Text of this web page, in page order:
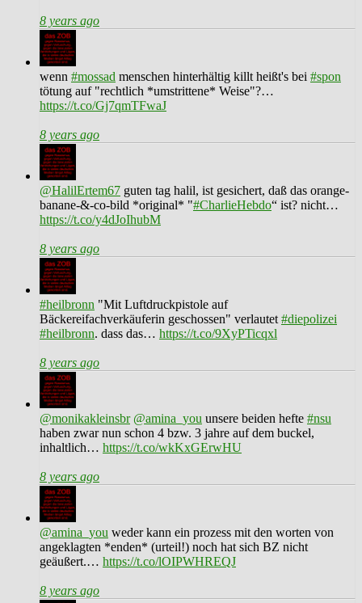
8 years ago
wenn #mossad menschen hinterhältig killt heißt's bei #spon
tötung auf "rechtlich *umstrittene* Weise"?…
https://t.co/Gj7qmTFwaJ
8 years ago
@HalilErtem67 guten tag halil, ist gesichert, daß das orange-
banane-&-co-bild *original* "#CharlieHebdo“ ist? nicht…
https://t.co/y4dJoIhubM
8 years ago
#heilbronn "Mit Luftdruckpistole auf
Bäckereifachverkäuferin geschossen" verlautet #diepolizei
#heilbronn. dass das… https://t.co/9XyPTicqxl
8 years ago
@monikakleinsbr @amina_you unsere beiden hefte #nsu
haben zwar nun schon 4 bzw. 3 jahre auf dem buckel,
inhaltlich… https://t.co/wkKxGErwHU
8 years ago
@amina_you weder kann ein prozess mit den worten von
angeklagten *enden* (urteil!) noch hat sich BZ nicht
geäußert.… https://t.co/lOIPWHREQJ
8 years ago